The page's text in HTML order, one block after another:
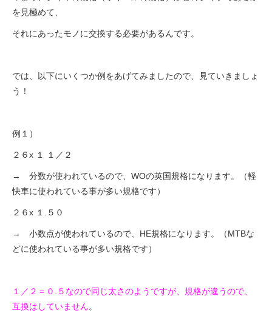
を見極めて、
それにあったモノに交換する必要があるんです。
では、以下にいくつか例をあげてみましたので、見ていきましょ
う！
例１）
２６x １ １／２
→ 分数が使われているので、WOの英国規格になります。（軽
快車に使われている事が多い規格です）
２６x １.５０
→ 小数点が使われているので、HE規格になります。（MTBな
どに使われている事が多い規格です）
１／２＝０.５なので同じ太さのようですが、規格が違うので、
互換はしていません。